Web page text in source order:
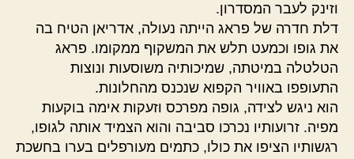
וזינק לעבר המסדרון.
דלת חדרה של פראג הייתה נעולה, אדריאן הטיח בה
את גופו וכמעט תלש את המשקוף ממקומו. פראג
הטלטלה במיטתה, שמיכותיה משוסעות ונוצות
התעופפו באוויר הקפוא שנכנס מהחלונות.
הוא ניגש לצידה, גופה מפרכס וזעקות אימה בוקעות
מפיה. זרועותיו נכרכו סביבה והוא הצמיד אותה לגופו,
רגשותיו הציפו את כולו, כתמים מעורפלים בערו בחשכת